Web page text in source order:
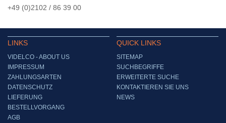
+49 (0)2102 / 86 39 00
LINKS
VIDELCO - ABOUT US
IMPRESSUM
ZAHLUNGSARTEN
DATENSCHUTZ
LIEFERUNG
BESTELLVORGANG
AGB
QUICK LINKS
SITEMAP
SUCHBEGRIFFE
ERWEITERTE SUCHE
KONTAKTIEREN SIE UNS
NEWS